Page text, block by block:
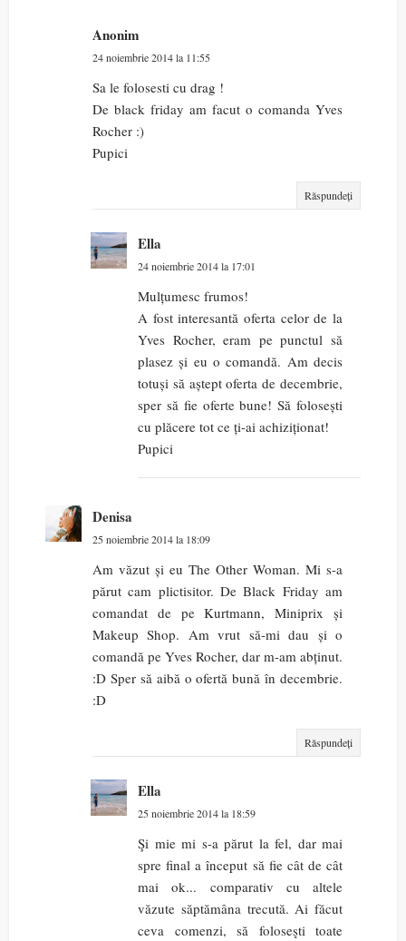
Anonim
24 noiembrie 2014 la 11:55
Sa le folosesti cu drag !
De black friday am facut o comanda Yves
Rocher :)
Pupici
Răspundeți
Ella
24 noiembrie 2014 la 17:01
Mulțumesc frumos!
A fost interesantă oferta celor de la
Yves Rocher, eram pe punctul să
plasez și eu o comandă. Am decis
totuși să aștept oferta de decembrie,
sper să fie oferte bune! Să folosești
cu plăcere tot ce ți-ai achiziționat!
Pupici
Denisa
25 noiembrie 2014 la 18:09
Am văzut și eu The Other Woman. Mi s-a
părut cam plictisitor. De Black Friday am
comandat de pe Kurtmann, Miniprix și
Makeup Shop. Am vrut să-mi dau și o
comandă pe Yves Rocher, dar m-am abținut.
:D Sper să aibă o ofertă bună în decembrie.
:D
Răspundeți
Ella
25 noiembrie 2014 la 18:59
Şi mie mi s-a părut la fel, dar mai
spre final a început să fie cât de cât
mai ok... comparativ cu altele
văzute săptămâna trecută. Ai făcut
ceva comenzi, să foloseşti toate